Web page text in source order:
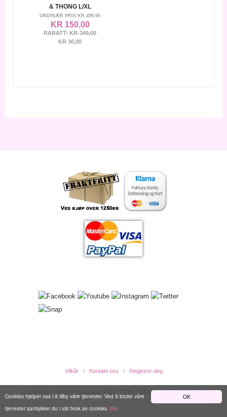
OK
Cookies hjelper oss i å tilby våre tjenester. Ved å bruke våre
tjenester samtykker du i vår bruk av cookies. Mer
& THONG L/XL
ORDINÆR PRIS KR 499,00
KR 150,00
RABATT: KR-349,00
KR 30,00
Vilkår Kontakt oss Registrer deg
LilleFrekke © All rights reserved. 2011 - 2026 -- Designed by EwcDesign ®